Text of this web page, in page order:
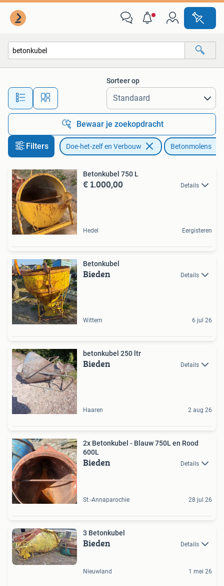
Alle afstanden…
Sorteer op
Bewaar je zoekopdracht
Filters Doe-het-zelf en Verbouw Betonmolens
Betonkubel 750 L
€ 1.000,00 Details
Hedel Eergisteren
Betonkubel
Bieden Details
Wittem 6 jul 26
betonkubel 250 ltr
Bieden Details
Haaren 2 aug 26
2x Betonkubel - Blauw 750L en Rood
600L
Bieden Details
St.-Annaparochie 28 jul 26
3 Betonkubel
Bieden Details
Nieuwland 1 mei 26